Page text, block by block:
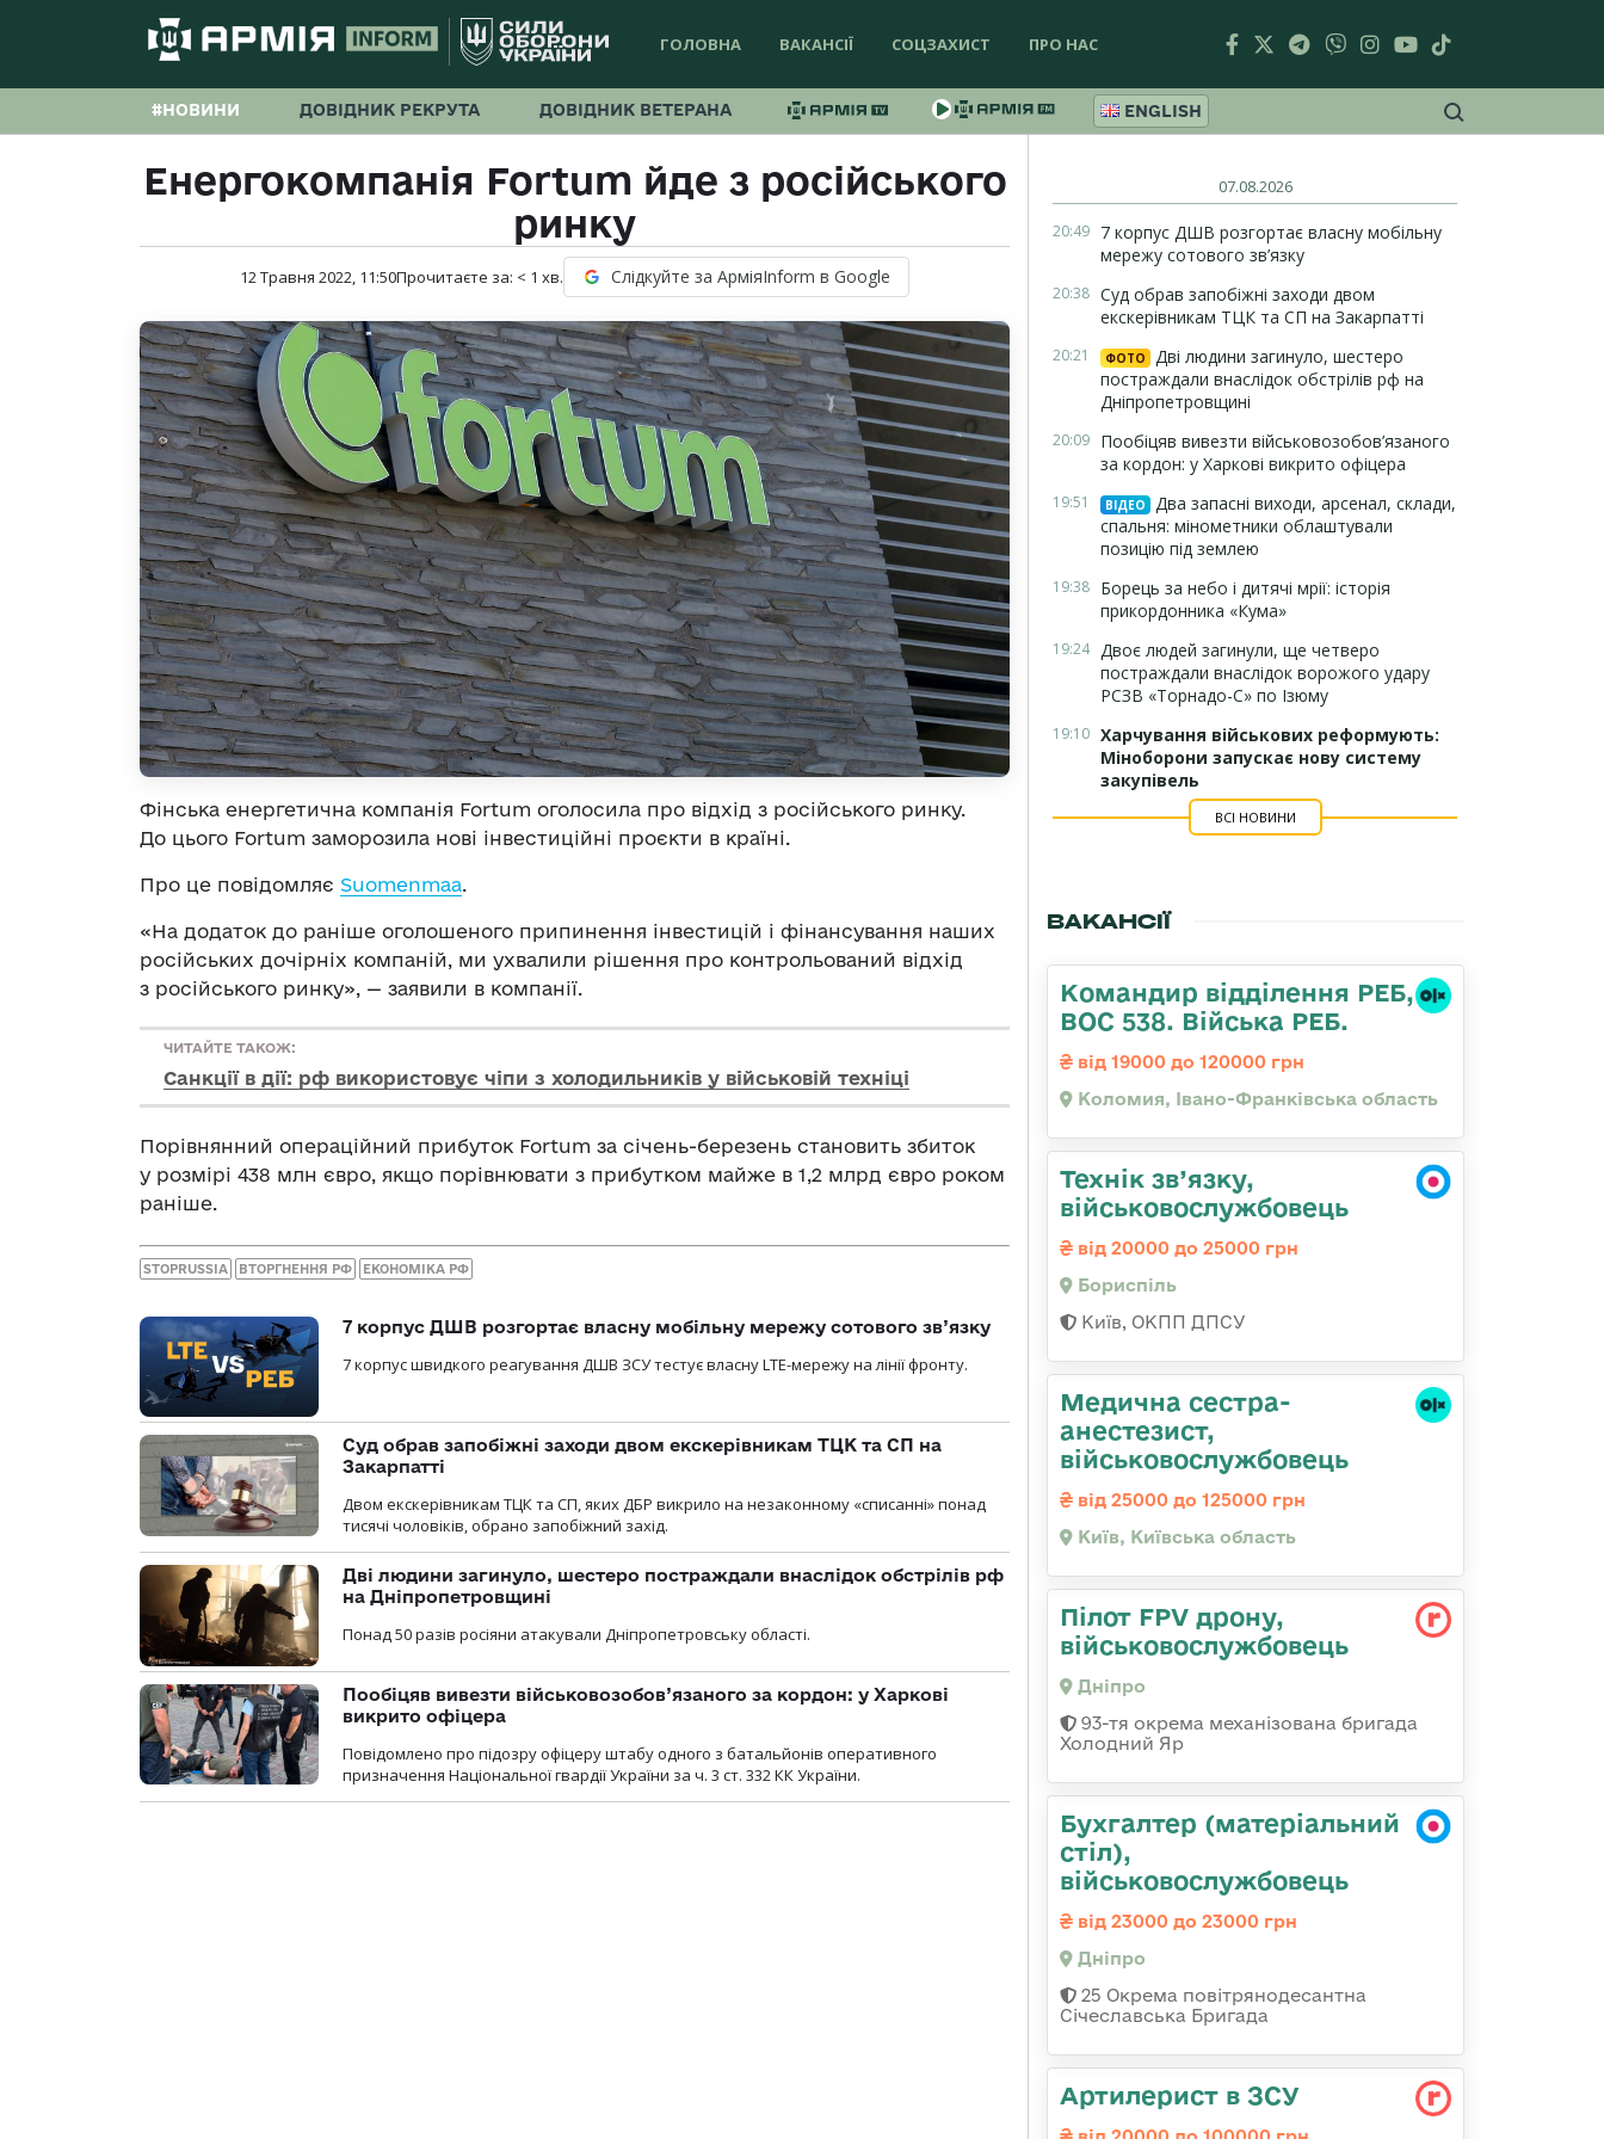
ГОЛОВНА ВАКАНСІЇ СОЦЗАХИСТ ПРО НАС
#НОВИНИ ДОВІДНИК РЕКРУТА ДОВІДНИК ВЕТЕРАНА ENGLISH
Енергокомпанія Fortum йде з російського
ринку
12 Травня 2022, 11:50Прочитаєте за: < 1 хв. Слідкуйте за АрміяInform в Google
Фінська енергетична компанія Fortum оголосила про відхід з російського ринку.
До цього Fortum заморозила нові інвестиційні проєкти в країні.
Про це повідомляє Suomenmaa
«На додаток до раніше оголошеного припинення інвестицій і фінансування наших
російських дочірніх компаній, ми ухвалили рішення про контрольований відхід
з російського ринку», — заявили в компанії.
ЧИТАЙТЕ ТАКОЖ:
Санкції в дії: рф використовує чіпи з холодильників у військовій техніці
Порівнянний операційний прибуток Fortum за січень-березень становить збиток
у розмірі 438 млн євро, якщо порівнювати з прибутком майже в 1,2 млрд євро роком
раніше.
STOPRUSSIA ВТОРГНЕННЯ РФ ЕКОНОМІКА РФ
7 корпус ДШВ розгортає власну мобільну мережу сотового зв’язку
7 корпус швидкого реагування ДШВ ЗСУ тестує власну LTE-мережу на лінії фронту.
Суд обрав запобіжні заходи двом екскерівникам ТЦК та СП на
Закарпатті
Двом екскерівникам ТЦК та СП, яких ДБР викрило на незаконному «списанні» понад
тисячі чоловіків, обрано запобіжний захід.
Дві людини загинуло, шестеро постраждали внаслідок обстрілів рф
на Дніпропетровщині
Понад 50 разів росіяни атакували Дніпропетровську області.
Пообіцяв вивезти військовозобов’язаного за кордон: у Харкові
викрито офіцера
Повідомлено про підозру офіцеру штабу одного з батальйонів оперативного
призначення Національної гвардії України за ч. 3 ст. 332 КК України.
07.08.2026
20:49 7 корпус ДШВ розгортає власну мобільну
мережу сотового зв’язку
20:38 Суд обрав запобіжні заходи двом
екскерівникам ТЦК та СП на Закарпатті
20:21 ФОТО
Дві людини загинуло, шестеро
постраждали внаслідок обстрілів рф на
Дніпропетровщині
20:09 Пообіцяв вивезти військовозобов’язаного
за кордон: у Харкові викрито офіцера
19:51 ВІДЕО
Два запасні виходи, арсенал, склади,
спальня: мінометники облаштували
позицію під землею
19:38 Борець за небо і дитячі мрії: історія
прикордонника «Кума»
19:24 Двоє людей загинули, ще четверо
постраждали внаслідок ворожого удару
РСЗВ «Торнадо-С» по Ізюму
19:10 Харчування військових реформують:
Міноборони запускає нову систему
закупівель
ВСІ НОВИНИ
ВАКАНСІЇ
Командир відділення РЕБ,
ВОС 538. Війська РЕБ.
від 19000 до 120000 грн
Коломия, Івано-Франківська область
Технік зв’язку,
військовослужбовець
від 20000 до 25000 грн
Бориспіль
Київ, ОКПП ДПСУ
Медична сестpа-
анестезист,
військовослужбовець
від 25000 до 125000 грн
Київ, Київська область
Пілот FPV дрону,
військовослужбовець
Дніпро
93-тя окрема механізована бригада
Холодний Яр
Бухгалтер (матеріальний
стіл),
військовослужбовець
від 23000 до 23000 грн
Дніпро
25 Окрема повітрянодесантна
Січеславська Бригада
Артилерист в ЗСУ